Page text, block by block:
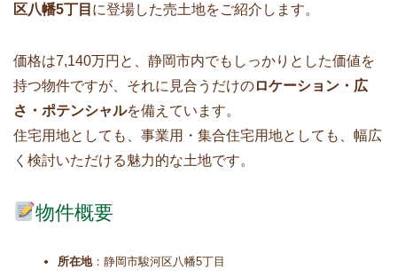
区八幡5丁目 に登場した売土地をご紹介します。
価格は7,140万円と、静岡市内でもしっかりとした価値を
持つ物件ですが、それに見合うだけのロケーション・広
さ・ポテンシャルを備えています。
住宅用地としても、事業用・集合住宅用地としても、幅広
く検討いただける魅力的な土地です。
物件概要
所在地：静岡市駿河区八幡5丁目